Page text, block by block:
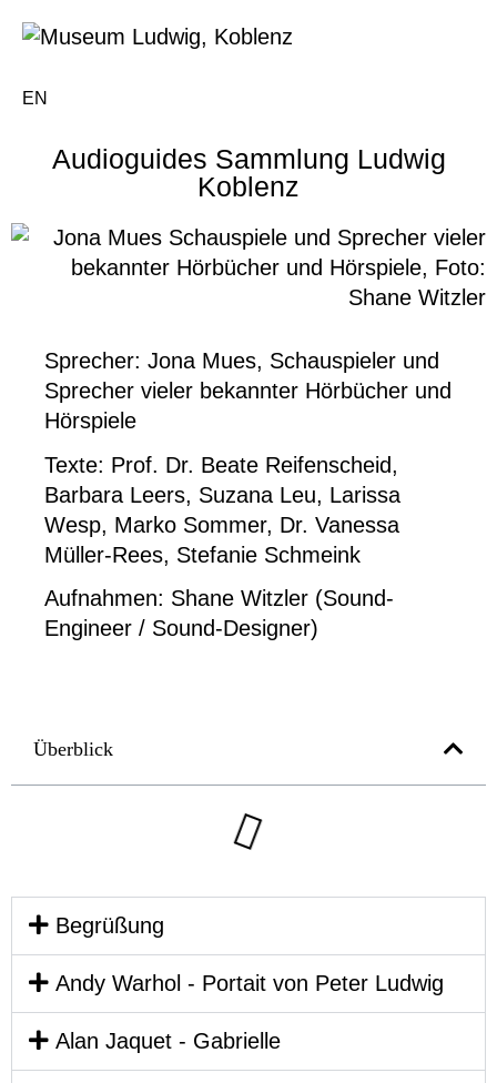
EN
Audioguides Sammlung Ludwig
Koblenz
Sprecher: Jona Mues, Schauspieler und
Sprecher vieler bekannter Hörbücher und
Hörspiele
Texte: Prof. Dr. Beate Reifenscheid,
Barbara Leers, Suzana Leu, Larissa
Wesp, Marko Sommer, Dr. Vanessa
Müller-Rees, Stefanie Schmeink
Aufnahmen: Shane Witzler (Sound-
Engineer / Sound-Designer)
Überblick
Begrüßung
Andy Warhol - Portait von Peter Ludwig
Alan Jaquet - Gabrielle